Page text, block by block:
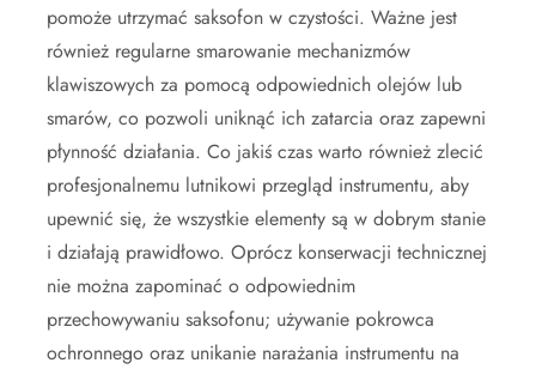
pomoże utrzymać saksofon w czystości. Ważne jest
również regularne smarowanie mechanizmów
klawiszowych za pomocą odpowiednich olejów lub
smarów, co pozwoli uniknąć ich zatarcia oraz zapewni
płynność działania. Co jakiś czas warto również zlecić
profesjonalnemu lutnikowi przegląd instrumentu, aby
upewnić się, że wszystkie elementy są w dobrym stanie
i działają prawidłowo. Oprócz konserwacji technicznej
nie można zapominać o odpowiednim
przechowywaniu saksofonu; używanie pokrowca
ochronnego oraz unikanie narażania instrumentu na